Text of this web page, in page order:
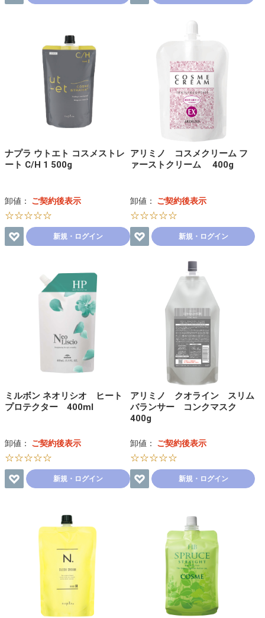
ナプラ ウトエト コスメストレ
ート C/H 1 500g
卸値： ご契約後表示
☆☆☆☆☆
新規・ログイン
アリミノ コスメクリーム フ
ァーストクリーム 400g
卸値： ご契約後表示
☆☆☆☆☆
新規・ログイン
ミルボン ネオリシオ ヒート
プロテクター 400ml
卸値： ご契約後表示
☆☆☆☆☆
新規・ログイン
アリミノ クオライン スリム
バランサー コンクマスク
400g
卸値： ご契約後表示
☆☆☆☆☆
新規・ログイン